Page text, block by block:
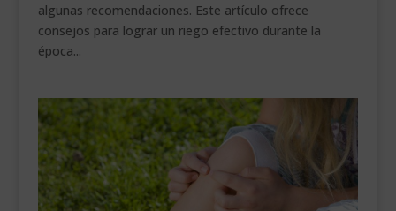
algunas recomendaciones. Este artículo ofrece
consejos para lograr un riego efectivo durante la
época...